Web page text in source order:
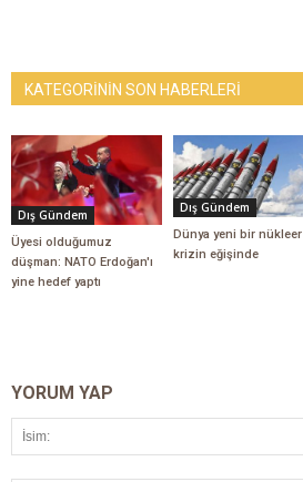
KATEGORİNİN SON HABERLERİ
Dış Gündem
Üyesi olduğumuz
düşman: NATO Erdoğan'ı
yine hedef yaptı
Dış Gündem
Dünya yeni bir nükleer
krizin eğişinde
YORUM YAP